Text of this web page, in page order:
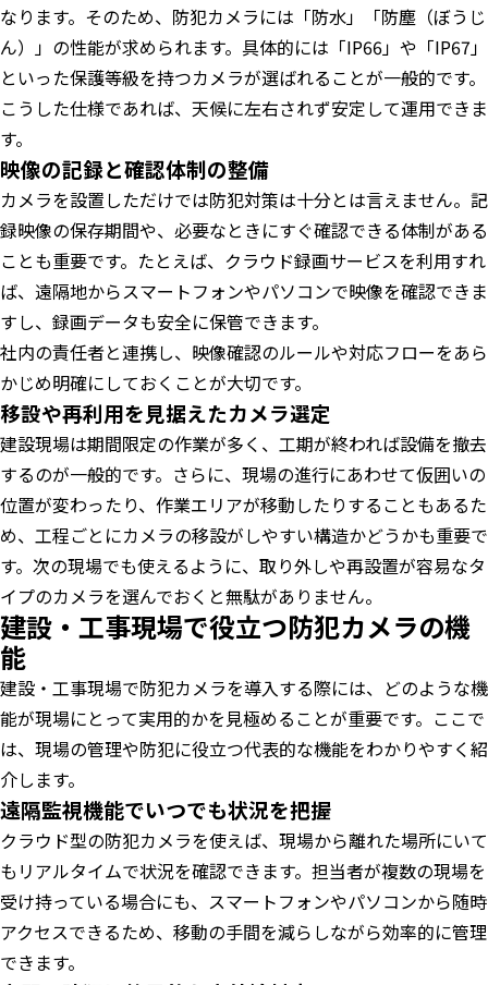
なります。そのため、防犯カメラには「防水」「防塵（ぼうじ
ん）」の性能が求められます。具体的には「IP66」や「IP67」
といった保護等級を持つカメラが選ばれることが一般的です。
こうした仕様であれば、天候に左右されず安定して運用できま
す。
映像の記録と確認体制の整備
カメラを設置しただけでは防犯対策は十分とは言えません。記
録映像の保存期間や、必要なときにすぐ確認できる体制がある
ことも重要です。たとえば、クラウド録画サービスを利用すれ
ば、遠隔地からスマートフォンやパソコンで映像を確認できま
すし、録画データも安全に保管できます。
社内の責任者と連携し、映像確認のルールや対応フローをあら
かじめ明確にしておくことが大切です。
移設や再利用を見据えたカメラ選定
建設現場は期間限定の作業が多く、工期が終われば設備を撤去
するのが一般的です。さらに、現場の進行にあわせて仮囲いの
位置が変わったり、作業エリアが移動したりすることもあるた
め、工程ごとにカメラの移設がしやすい構造かどうかも重要で
す。次の現場でも使えるように、取り外しや再設置が容易なタ
イプのカメラを選んでおくと無駄がありません。
建設・工事現場で役立つ防犯カメラの機
能
建設・工事現場で防犯カメラを導入する際には、どのような機
能が現場にとって実用的かを見極めることが重要です。ここで
は、現場の管理や防犯に役立つ代表的な機能をわかりやすく紹
介します。
遠隔監視機能でいつでも状況を把握
クラウド型の防犯カメラを使えば、現場から離れた場所にいて
もリアルタイムで状況を確認できます。担当者が複数の現場を
受け持っている場合にも、スマートフォンやパソコンから随時
アクセスできるため、移動の手間を減らしながら効率的に管理
できます。